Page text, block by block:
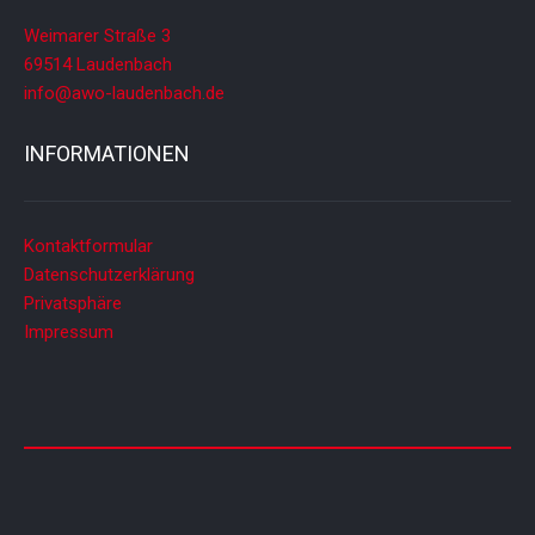
Weimarer Straße 3
69514 Laudenbach
info@awo-laudenbach.de
INFORMATIONEN
Kontaktformular
Datenschutzerklärung
Privatsphäre
Impressum